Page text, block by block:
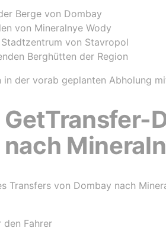
Berge von Dombay
von Mineralnye Wody
von Stavropol
Berghütten der Region
in der vorab geplanten Abholung
Transfers von Dombay nach
den Fahrer